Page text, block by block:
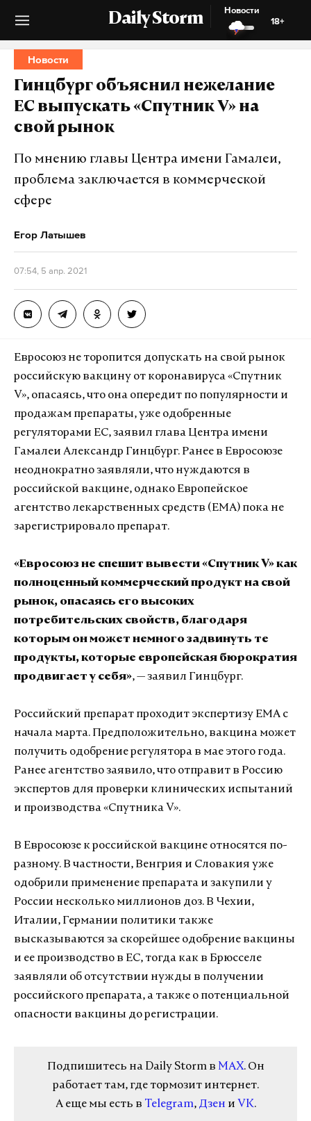
Daily Storm
Новости
18+
Новости
Гинцбург объяснил нежелание
ЕС выпускать «Спутник V» на
свой рынок
По мнению главы Центра имени Гамалеи,
проблема заключается в коммерческой
сфере
Егор Латышев
07:54, 5 апр. 2021
Евросоюз не торопится допускать на свой рынок
российскую вакцину от коронавируса «Спутник
V», опасаясь, что она опередит по популярности и
продажам препараты, уже одобренные
регуляторами ЕС, заявил глава Центра имени
Гамалеи Александр Гинцбург. Ранее в Евросоюзе
неоднократно заявляли, что нуждаются в
российской вакцине, однако Европейское
агентство лекарственных средств (ЕМА) пока не
зарегистрировало препарат.
«Евросоюз не спешит вывести «Спутник V» как
полноценный коммерческий продукт на свой
рынок, опасаясь его высоких
потребительских свойств, благодаря
которым он может немного задвинуть те
продукты, которые европейская бюрократия
продвигает у себя», — заявил Гинцбург.
Российский препарат проходит экспертизу ЕМА с
начала марта. Предположительно, вакцина может
получить одобрение регулятора в мае этого года.
Ранее агентство заявило, что отправит в Россию
экспертов для проверки клинических испытаний
и производства «Спутника V».
В Евросоюзе к российской вакцине относятся по-
разному. В частности, Венгрия и Словакия уже
одобрили применение препарата и закупили у
России несколько миллионов доз. В Чехии,
Италии, Германии политики также
высказываются за скорейшее одобрение вакцины
и ее производство в ЕС, тогда как в Брюсселе
заявляли об отсутствии нужды в получении
российского препарата, а также о потенциальной
опасности вакцины до регистрации.
Подпишитесь на Daily Storm в MAX. Он
работает там, где тормозит интернет.
А еще мы есть в Telegram, Дзен и VK.